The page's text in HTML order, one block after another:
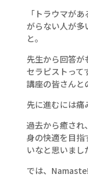
「トラウマが
がらない人が多
と。
先生から回答が
セラピストって
講座の皆さんと
先に進むには痛
過去から癒され
身の快適を目指
いなと思いまし
では、Namaste!